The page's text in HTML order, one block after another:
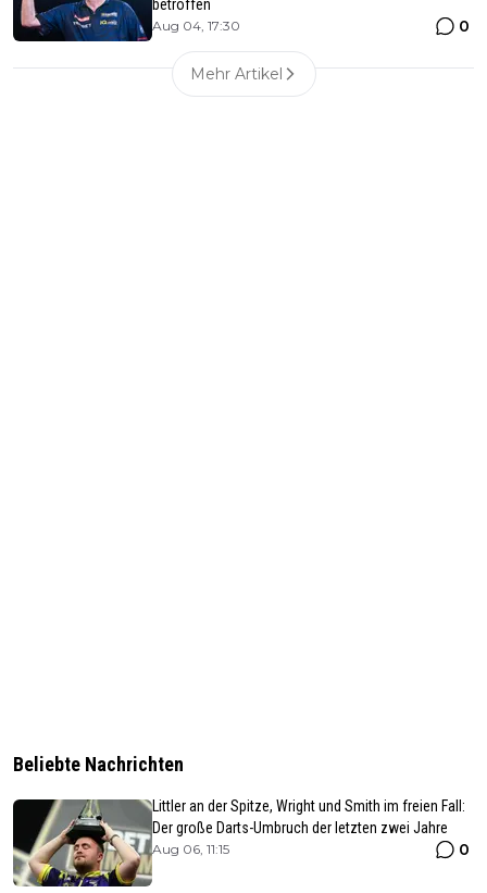
betroffen
Aug 04, 17:30 0
Mehr Artikel
Beliebte Nachrichten
Littler an der Spitze, Wright und Smith im freien Fall:
Der große Darts-Umbruch der letzten zwei Jahre
Aug 06, 11:15 0